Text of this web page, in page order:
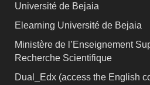
Université de Bejaia
Elearning Université de Bejaia
Ministère de l’Enseignement
Recherche Scientifique
Dual_Edx (access the English